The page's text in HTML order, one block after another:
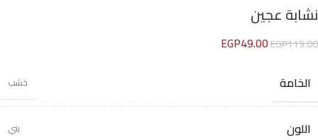
نشابة عجين
EGP119.00
EGP49.00
الخامة خشب
اللون بني